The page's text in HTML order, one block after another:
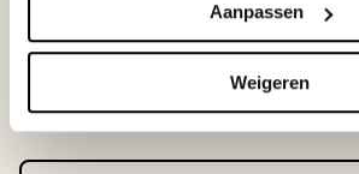
Aanpassen
Weigeren
033-4483000
Maandag t/m vrijdag | 08.00 - 17.00 uur